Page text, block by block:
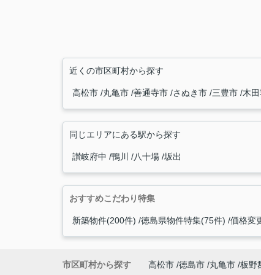
近くの市区町村から探す
高松市 丸亀市 善通寺市 さぬき市 三豊市 木
同じエリアにある駅から探す
讃岐府中 鴨川 八十場 坂出
おすすめこだわり特集
新築物件(200件) 徳島県物件特集(75件) 価格変
市区町村から探す 高松市 徳島市 丸亀市 板野